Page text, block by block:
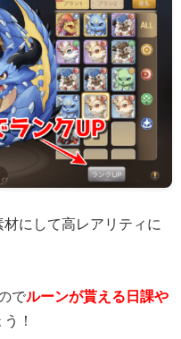
にして高レアリティに
でルーンが貰える日課や
！